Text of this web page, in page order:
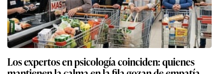
Los expertos en psicología coinciden: quienes